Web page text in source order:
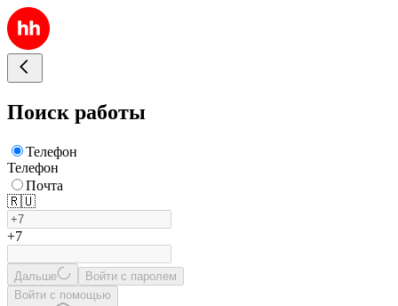
Поиск работы
Телефон
Телефон
Почта
🇷🇺
+7
Дальше
Войти с паролем
Войти с помощью